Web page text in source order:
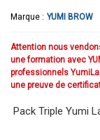
Marque : YUMI BROW
Attention nous
une formation avec
professionnels
une preuve de
Pack Triple Yumi